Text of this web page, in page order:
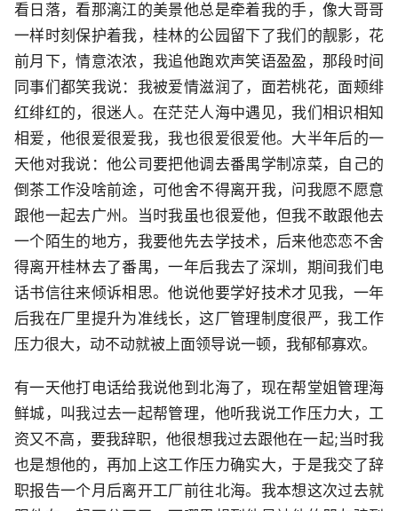
看日落，看那漓江的美景他总是牵着我的手，像大哥哥
一样时刻保护着我，桂林的公园留下了我们的靓影，花
前月下，情意浓浓，我追他跑欢声笑语盈盈，那段时间
同事们都笑我说：我被爱情滋润了，面若桃花，面颊绯
红绯红的，很迷人。在茫茫人海中遇见，我们相识相知
相爱，他很爱很爱我，我也很爱很爱他。大半年后的一
天他对我说：他公司要把他调去番禺学制凉菜，自己的
倒茶工作没啥前途，可他舍不得离开我，问我愿不愿意
跟他一起去广州。当时我虽也很爱他，但我不敢跟他去
一个陌生的地方，我要他先去学技术，后来他恋恋不舍
得离开桂林去了番禺，一年后我去了深圳，期间我们电
话书信往来倾诉相思。他说他要学好技术才见我，一年
后我在厂里提升为准线长，这厂管理制度很严，我工作
压力很大，动不动就被上面领导说一顿，我郁郁寡欢。
有一天他打电话给我说他到北海了，现在帮堂姐管理海
鲜城，叫我过去一起帮管理，他听我说工作压力大，工
资又不高，要我辞职，他很想我过去跟他在一起;当时我
也是想他的，再加上这工作压力确实大，于是我交了辞
职报告一个月后离开工厂前往北海。我本想这次过去就